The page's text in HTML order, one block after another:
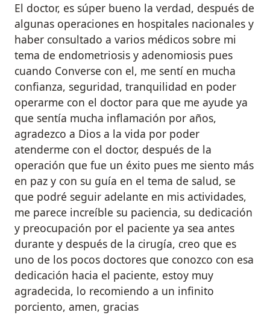
El doctor, es súper bueno la verdad, después de
algunas operaciones en hospitales nacionales y
haber consultado a varios médicos sobre mi
tema de endometriosis y adenomiosis pues
cuando Converse con el, me sentí en mucha
confianza, seguridad, tranquilidad en poder
operarme con el doctor para que me ayude ya
que sentía mucha inflamación por años,
agradezco a Dios a la vida por poder
atenderme con el doctor, después de la
operación que fue un éxito pues me siento más
en paz y con su guía en el tema de salud, se
que podré seguir adelante en mis actividades,
me parece increíble su paciencia, su dedicación
y preocupación por el paciente ya sea antes
durante y después de la cirugía, creo que es
uno de los pocos doctores que conozco con esa
dedicación hacia el paciente, estoy muy
agradecida, lo recomiendo a un infinito
porciento, amen, gracias